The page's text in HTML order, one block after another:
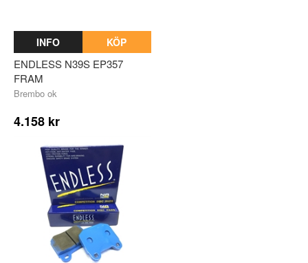
INFO KÖP
ENDLESS N39S EP357
FRAM
Brembo ok
4.158 kr